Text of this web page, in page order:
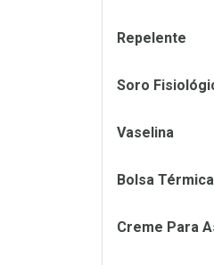
Repelente
Soro
Vaselina
Bolsa Térmica
Creme Para